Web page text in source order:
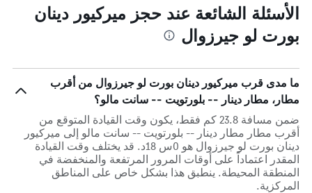
الأسئلة الشائعة عند حجز ميركيور دينان
بورت لو جيرزوال
ما مدى قرب ميركيور دينان بورت لو جيرزوال من أقرب
مطار، مطار دينار -- بلورتويت -- سانت مالو؟
ضمن مسافة 23.8 كم فقط، يكون وقت القيادة المتوقع من
أقرب مطار مطار دينار -- بلورتويت -- سانت مالو إلى ميركيور
دينان بورت لو جيرزوال هو 0س 18د. قد يختلف وقت القيادة
المقدر اعتماداً على أوقات المرور المرتفعة والمنخفضة في
المنطقة المحيطة. ينطبق هذا بشكل خاص على المناطق
المركزية.